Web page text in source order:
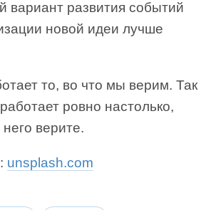
вариант развития событий
новой идеи лучше
то, во что мы верим. Так
ровно настолько,
верите.
unsplash.com